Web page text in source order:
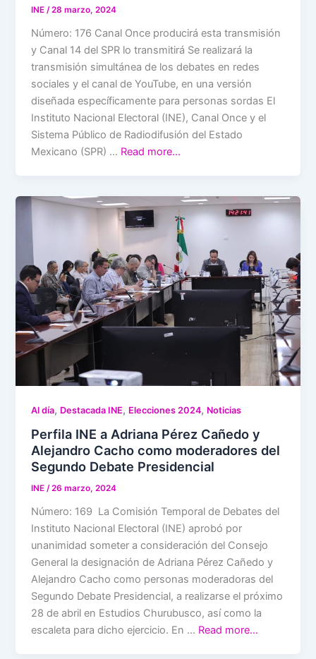
INE/28 marzo, 2024
Número: 176 Canal Once producirá esta transmisión
y Canal 14 del SPR lo transmitirá Se realizará la
transmisión simultánea de los debates en redes
sociales y el canal de YouTube, en una versión
diseñada específicamente para personas sordas El
Instituto Nacional Electoral (INE), Canal Once y el
Sistema Público de Radiodifusión del Estado
Mexicano (SPR) … Read more…
Al día, Destacada INE, Elecciones 2024, Noticias
Perfila INE a Adriana Pérez Cañedo y
Alejandro Cacho como moderadores del
Segundo Debate Presidencial
INE/26 marzo, 2024
Número: 169 La Comisión Temporal de Debates del
Instituto Nacional Electoral (INE) aprobó por
unanimidad someter a consideración del Consejo
General la designación de Adriana Pérez Cañedo y
Alejandro Cacho como personas moderadoras del
Segundo Debate Presidencial, a realizarse el próximo
28 de abril en Estudios Churubusco, así como la
escaleta para dicho ejercicio. En … Read more…